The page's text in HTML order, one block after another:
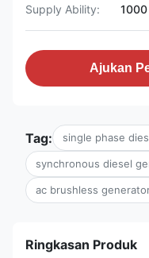
Supply Ability:
Ajukan
Tag: single phase
synchronous diesel
ac brushless
Ringkasan Produk